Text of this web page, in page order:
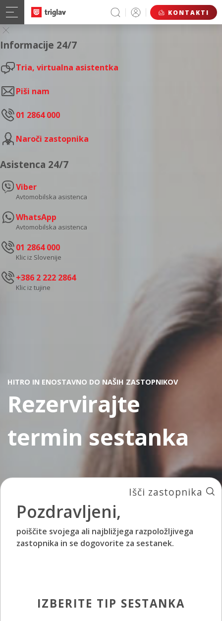
KONTAKTI
Informacije 24/7
Tria, virtualna asistentka
Piši nam
01 2864 000
Naroči zastopnika
Asistenca 24/7
Viber
Avtomobilska asistenca
WhatsApp
Avtomobilska asistenca
01 2864 000
Klic iz Slovenije
+386 2 222 2864
Klic iz tujine
HITRO IN ENOSTAVNO DO NAŠIH ZASTOPNIKOV
Rezervirajte
termin sestanka
Išči zastopnika
Pozdravljeni,
poiščite svojega ali najbližjega razpoložljivega
zastopnika in se dogovorite za sestanek.
IZBERITE TIP SESTANKA